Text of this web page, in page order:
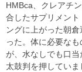
HMBca、クレアチ
合したサプリメン
ングに上がった朝
った。体に必要な
が、水なしでも口
太鼓判を押していま